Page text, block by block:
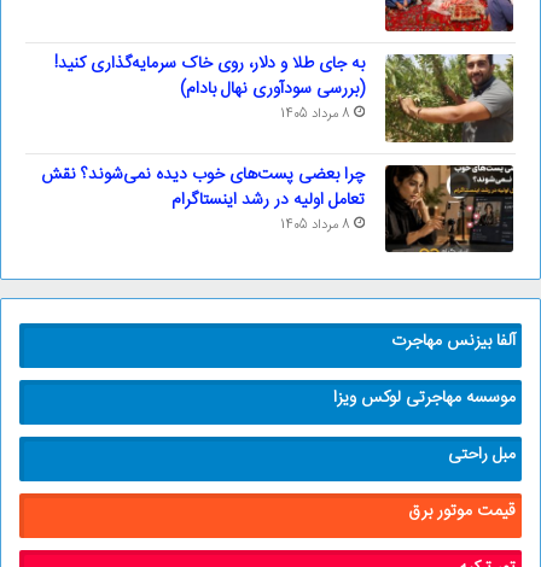
به جای طلا و دلار، روی خاک سرمایه‌گذاری کنید!
(بررسی سودآوری نهال بادام)
8 مرداد 1405
چرا بعضی پست‌های خوب دیده نمی‌شوند؟ نقش
تعامل اولیه در رشد اینستاگرام
8 مرداد 1405
آلفا بیزنس مهاجرت
موسسه مهاجرتی لوکس ویزا
مبل راحتی
قیمت موتور برق